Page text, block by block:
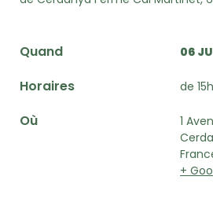
Quand 06
Horaires de
Où
1
+